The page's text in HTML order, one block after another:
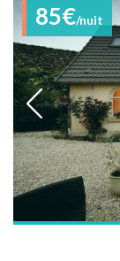
85€/nuit